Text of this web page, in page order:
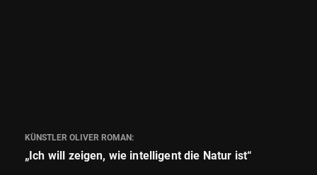
KÜNSTLER OLIVER ROMAN:
„Ich will zeigen, wie intelligent die Natur ist“